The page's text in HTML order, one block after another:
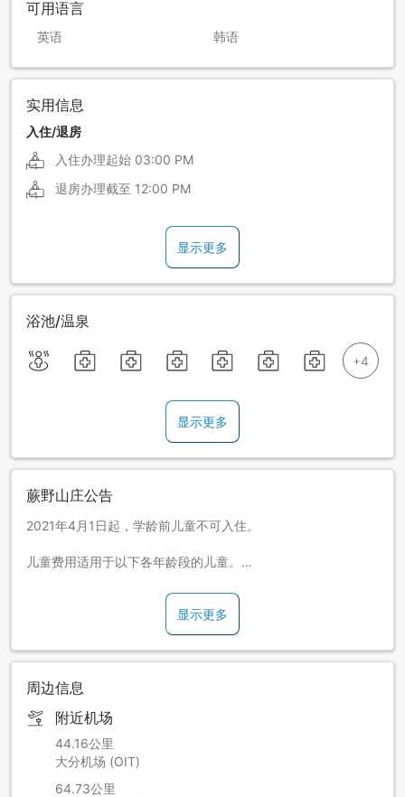
可用语言
英语 韩语
实用信息
入住/退房
入住办理起始 03:00 PM
退房办理截至 12:00 PM
显示更多
浴池/温泉
显示更多
蕨野山庄公告
2021年4月1日起，学龄前儿童不可入住。
儿童费用适用于以下各年龄段的儿童。
※0岁起的学龄前儿童，恕不受理入住。
※儿童费用的设定、以及是否受理入住，根据客房类型与方案而
有所相异。请确认预约画面的内容。
显示更多
周边信息
附近机场
44.16公里
大分机场 (OIT)
64.73公里